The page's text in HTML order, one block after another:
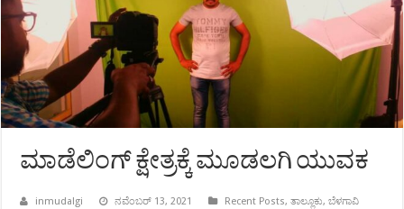
ಮಾಡೆಲಿಂಗ್ ಕ್ಷೇತ್ರಕ್ಕೆ ಮೂಡಲಗಿ ಯುವಕ
inmudalgi ನವೆಂಬರ್ 13, 2021 Recent Posts,ತಾಲ್ಲೂಕು,ಬೆಳಗಾವಿ